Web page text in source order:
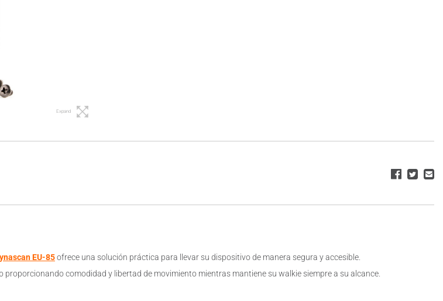
Expand
EU-85ofrece una solución práctica para llevar su dispositivo de manera segura y accesible.
proporcionando comodidad y libertad de movimiento mientras mantiene su walkie siempre a su alcance.